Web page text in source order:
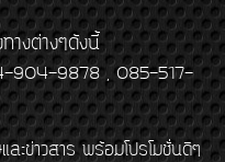
างต่างๆดังนี้
904-9878 , 085-517-
ะข่าวสาร พร้อมโปรโมชั่นดีๆ